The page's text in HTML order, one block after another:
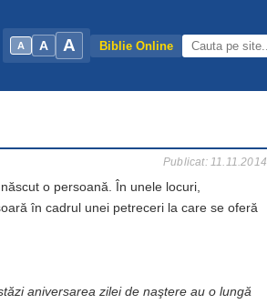
A A A Biblie Online
Publicat: 11.11.2014
o persoană. În unele locuri,
în cadrul unei petreceri la care se oferă
aniversarea zilei de naştere au o lungă